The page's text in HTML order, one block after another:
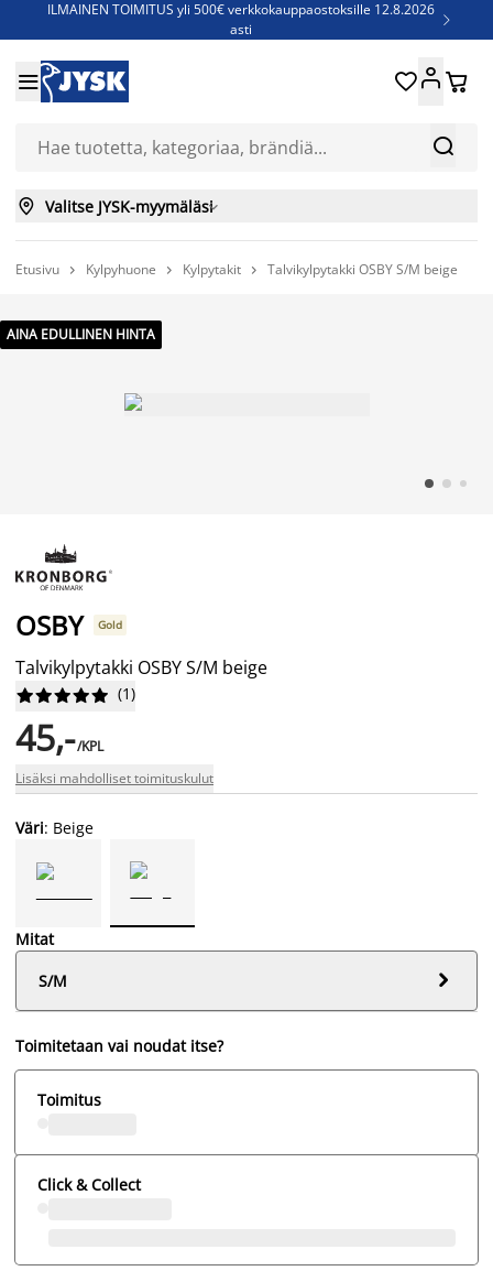
ILMAINEN TOIMITUS yli 500€ verkkokauppaostoksille 12.8.2026
asti

Jenkkisänkyjä - Säästä jopa 60%


 
 Valitse JYSK-myymäläsi
Etusivu  Kylpyhuone  Kylpytakit  Talvikylpytakki OSBY S/M beige
AINA EDULLINEN HINTA
OSBY Gold
Talvikylpytakki OSBY S/M beige





 (1)
45,-/KPL
Lisäksi mahdolliset toimituskulut
Väri: Beige
Mitat
S/M

Toimitetaan vai noudat itse?
Toimitus
Click & Collect